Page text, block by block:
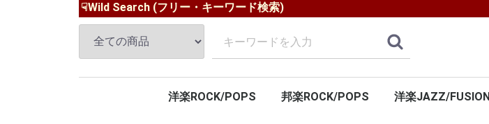
☟Wild Search (フリー・キーワード検索)
洋楽ROCK/POPS 邦楽ROCK/POPS 洋楽JAZZ/FUSION